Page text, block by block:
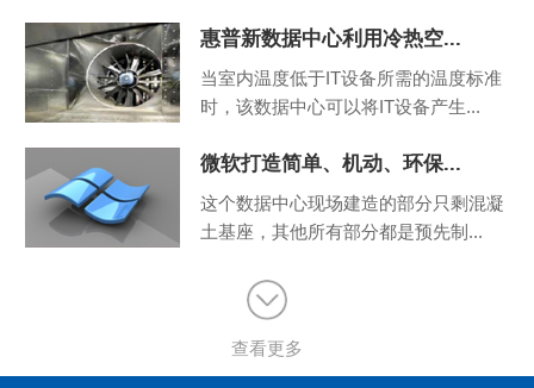
惠普新数据中心利用冷热空...
当室内温度低于IT设备所需的温度标准
时，该数据中心可以将IT设备产生...
微软打造简单、机动、环保...
这个数据中心现场建造的部分只剩混凝
土基座，其他所有部分都是预先制...
查看更多